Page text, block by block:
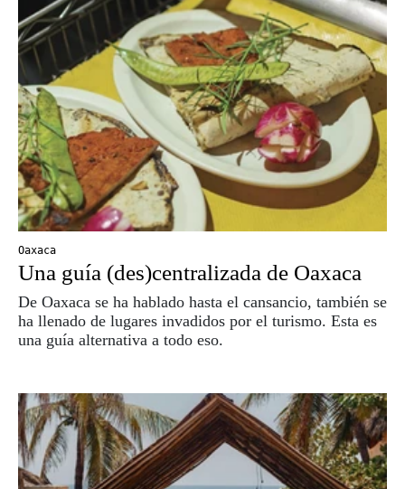
Oaxaca
Una guía (des)centralizada de Oaxaca
De Oaxaca se ha hablado hasta el cansancio, también se
ha llenado de lugares invadidos por el turismo. Esta es
una guía alternativa a todo eso.